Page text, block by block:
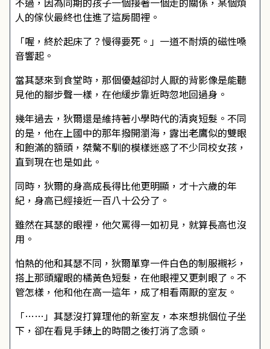
人的傢伙最終也住進了這房間裡。
「喔，終於起床了？慢得要死。」一道不耐煩的磁性嗓
音響起。
當其瑟來到食堂時，那個優越卻討人厭的背影像是能聽
見他的腳步聲一樣，在他緩步靠近時忽地回過身。
幾年過去，狄爾還是維持著小學時代的清爽短髮。不同
的是，他在上國中的那年撥開瀏海，露出老鷹似的雙眼
和飽滿的額頭，桀驁不馴的模樣迷惑了不少同校女孩，
直到現在也是如此。
同時，狄爾的身高成長得比他更明顯，才十六歲的年
紀，身高已經接近一百八十公分了。
雖然在其瑟的眼裡，他欠罵得一如初見，就算長高也沒
用。
怕熱的他和其瑟不同，狄爾單穿一件白色的制服襯衫，
搭上那頭耀眼的橘黃色短髮，在他眼裡又更刺眼了。不
管怎樣，他和他在高一這年，成了相看兩厭的室友。
「……」其瑟沒打算理他的新室友，本來想挑個位子坐
下，卻在看見手錶上的時間之後打消了念頭。